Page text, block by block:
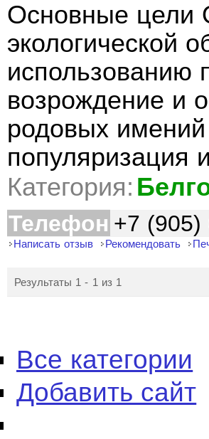
Основные цели
экологической
использованию
возрождение и
родовых
популяризация
Категория:
Телефон +7 (905)
Написать отзыв Рекомендовать
Результаты 1 - 1 из 1
Все категории
Добавить сайт